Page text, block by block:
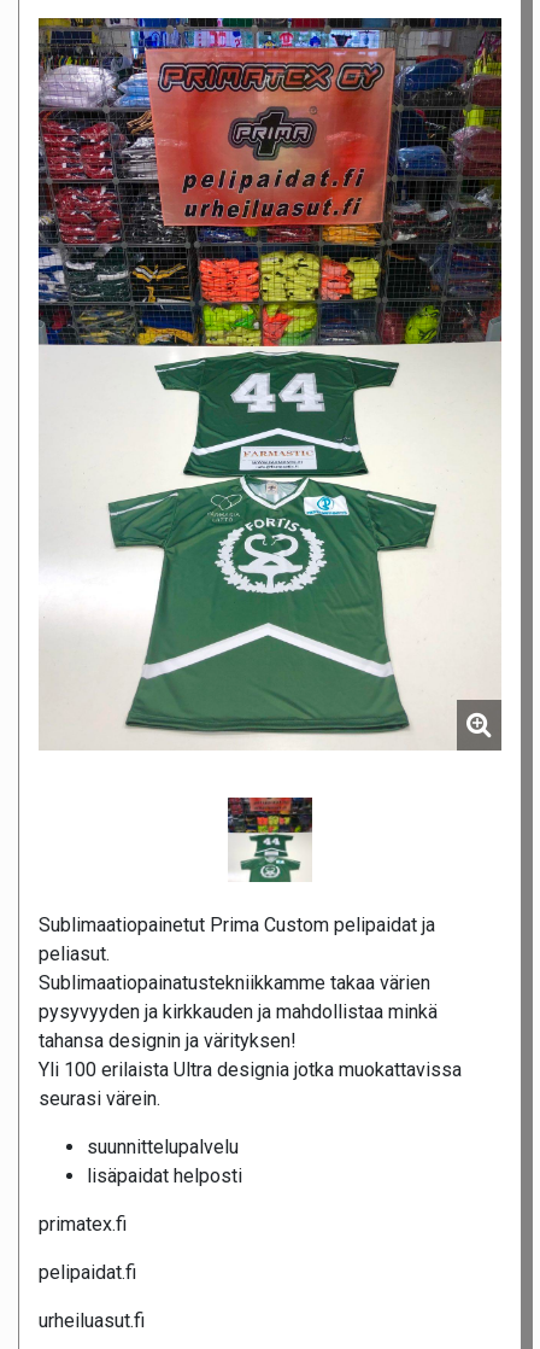
Sublimaatiopainetut Prima Custom pelipaidat ja
peliasut.
Sublimaatiopainatustekniikkamme takaa värien
pysyvyyden ja kirkkauden ja mahdollistaa minkä
tahansa designin ja värityksen!
Yli 100 erilaista Ultra designia jotka muokattavissa
seurasi värein.
suunnittelupalvelu
lisäpaidat helposti
primatex.fi
pelipaidat.fi
urheiluasut.fi